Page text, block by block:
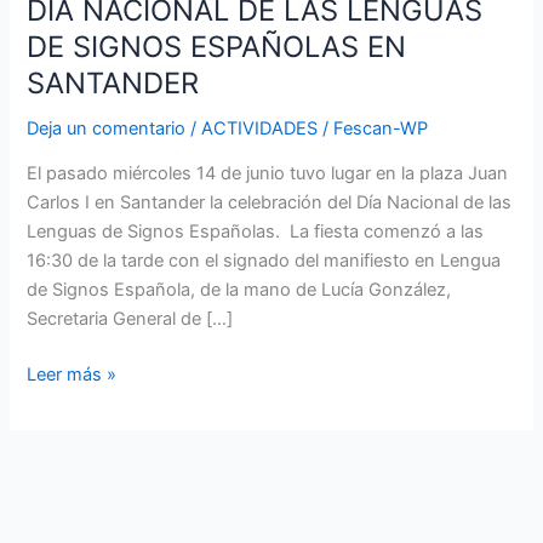
DIA NACIONAL DE LAS LENGUAS
DE SIGNOS ESPAÑOLAS EN
SANTANDER
Deja un comentario /ACTIVIDADES / Fescan-WP
El pasado miércoles 14 de junio tuvo lugar en la plaza Juan
Carlos I en Santander la celebración del Día Nacional de las
Lenguas de Signos Españolas. La fiesta comenzó a las
16:30 de la tarde con el signado del manifiesto en Lengua
de Signos Española, de la mano de Lucía González,
Secretaria General de […]
SANTANDER
Leer más »